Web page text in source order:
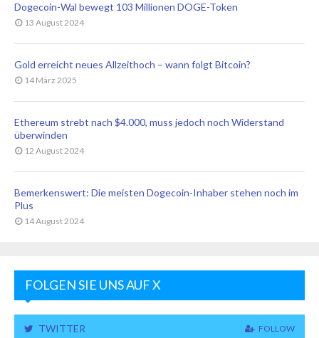
Dogecoin-Wal bewegt 103 Millionen DOGE-Token
13 August 2024
Gold erreicht neues Allzeithoch – wann folgt Bitcoin?
14 März 2025
Ethereum strebt nach $4.000, muss jedoch noch Widerstand
überwinden
12 August 2024
Bemerkenswert: Die meisten Dogecoin-Inhaber stehen noch im
Plus
14 August 2024
FOLGEN SIE UNS AUF X
TWITTER FOLLOW